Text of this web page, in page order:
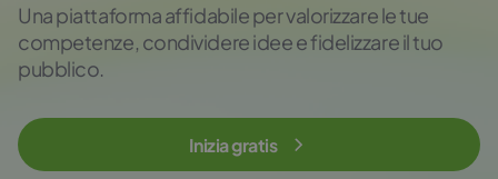
Una piattaforma affidabile per valorizzare le tue
competenze, condividere idee e fidelizzare il tuo
pubblico.
Inizia gratis